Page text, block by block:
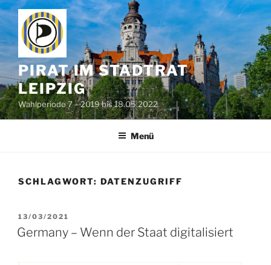
Zum
Inhalt
springen
PIRAT IM STADTRAT
LEIPZIG
Wahlperiode 7 – 2019 bis 18.05.2022
Menü
SCHLAGWORT: DATENZUGRIFF
VERÖFFENTLICHT
AM
13/03/2021
Germany – Wenn der Staat digitalisiert